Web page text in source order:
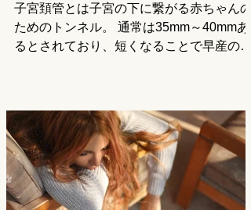
子宮頚管とは子宮の下に繋がる赤ちゃんの
ためのトンネル。 通常は35mm～40mmあ
るとされており、短くなることで早産のリ
されます。...